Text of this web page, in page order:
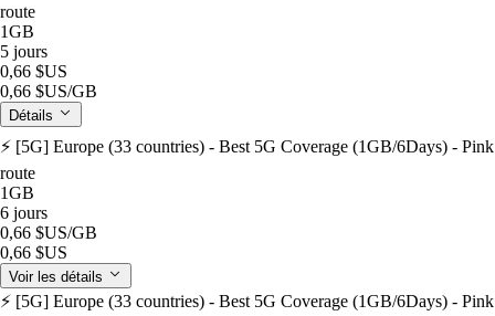
route
1GB
5 jours
0,66 $US
0,66 $US/GB
Détails
⚡️ [5G] Europe (33 countries) - Best 5G Coverage (1GB/6Days) - Pink
route
1GB
6 jours
0,66 $US/GB
0,66 $US
Voir les détails
⚡️ [5G] Europe (33 countries) - Best 5G Coverage (1GB/6Days) - Pink